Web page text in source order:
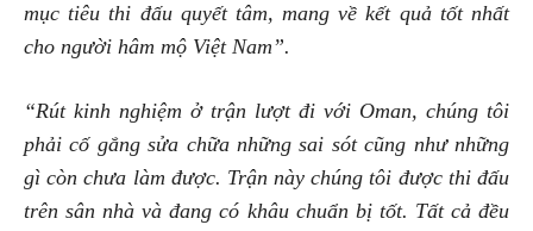
mục tiêu thi đấu quyết tâm, mang về kết quả tốt nhất
cho người hâm mộ Việt Nam”.
“Rút kinh nghiệm ở trận lượt đi với Oman, chúng tôi
phải cố gắng sửa chữa những sai sót cũng như những
gì còn chưa làm được. Trận này chúng tôi được thi đấu
trên sân nhà và đang có khâu chuẩn bị tốt. Tất cả đều